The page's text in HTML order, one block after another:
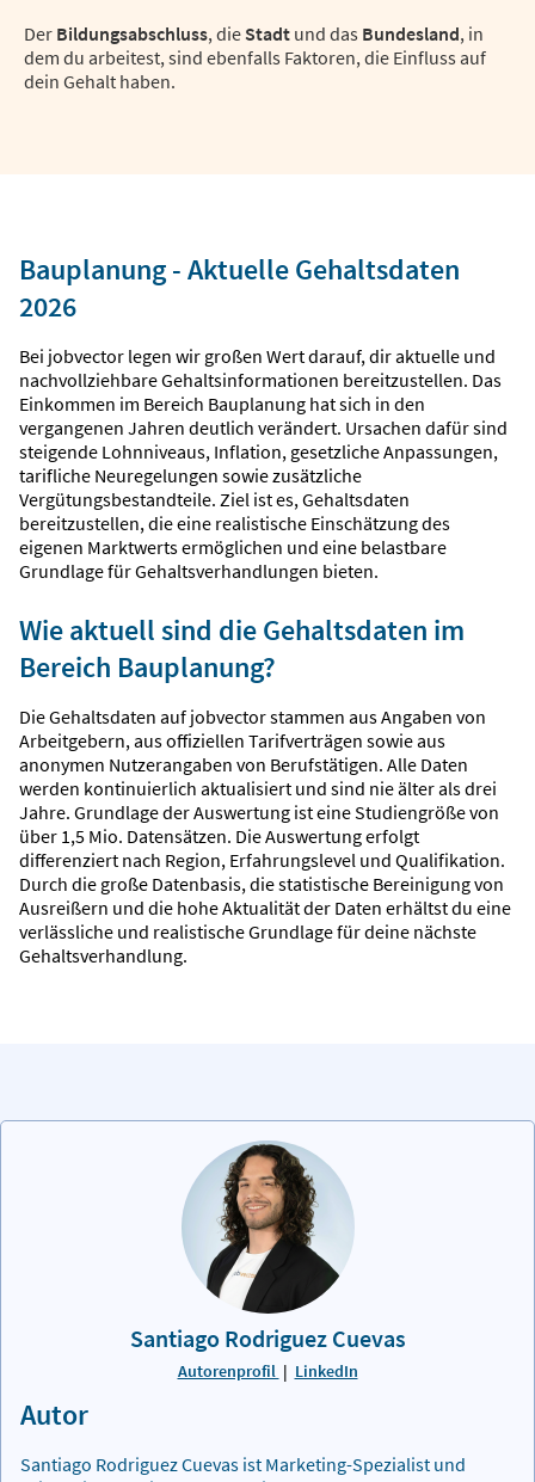
Der Bildungsabschluss, die Stadt und das Bundesland, in
dem du arbeitest, sind ebenfalls Faktoren, die Einfluss auf
dein Gehalt haben.
Bauplanung - Aktuelle Gehaltsdaten
2026
Bei jobvector legen wir großen Wert darauf, dir aktuelle und
nachvollziehbare Gehaltsinformationen bereitzustellen. Das
Einkommen im Bereich Bauplanung hat sich in den
vergangenen Jahren deutlich verändert. Ursachen dafür sind
steigende Lohnniveaus, Inflation, gesetzliche Anpassungen,
tarifliche Neuregelungen sowie zusätzliche
Vergütungsbestandteile. Ziel ist es, Gehaltsdaten
bereitzustellen, die eine realistische Einschätzung des
eigenen Marktwerts ermöglichen und eine belastbare
Grundlage für Gehaltsverhandlungen bieten.
Wie aktuell sind die Gehaltsdaten im
Bereich Bauplanung?
Die Gehaltsdaten auf jobvector stammen aus Angaben von
Arbeitgebern, aus offiziellen Tarifverträgen sowie aus
anonymen Nutzerangaben von Berufstätigen. Alle Daten
werden kontinuierlich aktualisiert und sind nie älter als drei
Jahre. Grundlage der Auswertung ist eine Studiengröße von
über 1,5 Mio. Datensätzen. Die Auswertung erfolgt
differenziert nach Region, Erfahrungslevel und Qualifikation.
Durch die große Datenbasis, die statistische Bereinigung von
Ausreißern und die hohe Aktualität der Daten erhältst du eine
verlässliche und realistische Grundlage für deine nächste
Gehaltsverhandlung.
Santiago Rodriguez Cuevas
Autorenprofil | LinkedIn
Autor
Santiago Rodriguez Cuevas ist Marketing-Spezialist und